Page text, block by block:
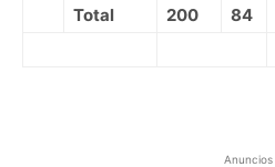
Total
200 84
Anuncios